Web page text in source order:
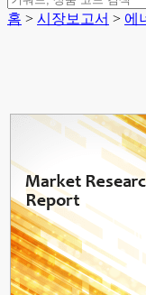
홈 > 시장보고서 > 에